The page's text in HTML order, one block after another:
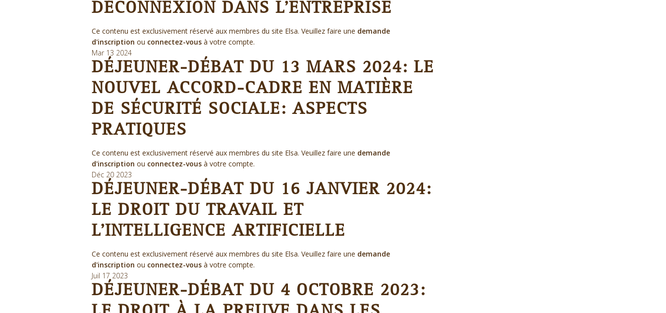
DÉCONNEXION DANS L’ENTREPRISE
Ce contenu est exclusivement réservé aux membres du site Elsa. Veuillez faire une demande
d'inscription ou connectez-vous à votre compte.
Mar 13 2024
DÉJEUNER-DÉBAT DU 13 MARS 2024: LE
NOUVEL ACCORD-CADRE EN MATIÈRE
DE SÉCURITÉ SOCIALE: ASPECTS
PRATIQUES
Ce contenu est exclusivement réservé aux membres du site Elsa. Veuillez faire une demande
d'inscription ou connectez-vous à votre compte.
Déc 20 2023
DÉJEUNER-DÉBAT DU 16 JANVIER 2024:
LE DROIT DU TRAVAIL ET
L’INTELLIGENCE ARTIFICIELLE
Ce contenu est exclusivement réservé aux membres du site Elsa. Veuillez faire une demande
d'inscription ou connectez-vous à votre compte.
Juil 17 2023
DÉJEUNER-DÉBAT DU 4 OCTOBRE 2023: